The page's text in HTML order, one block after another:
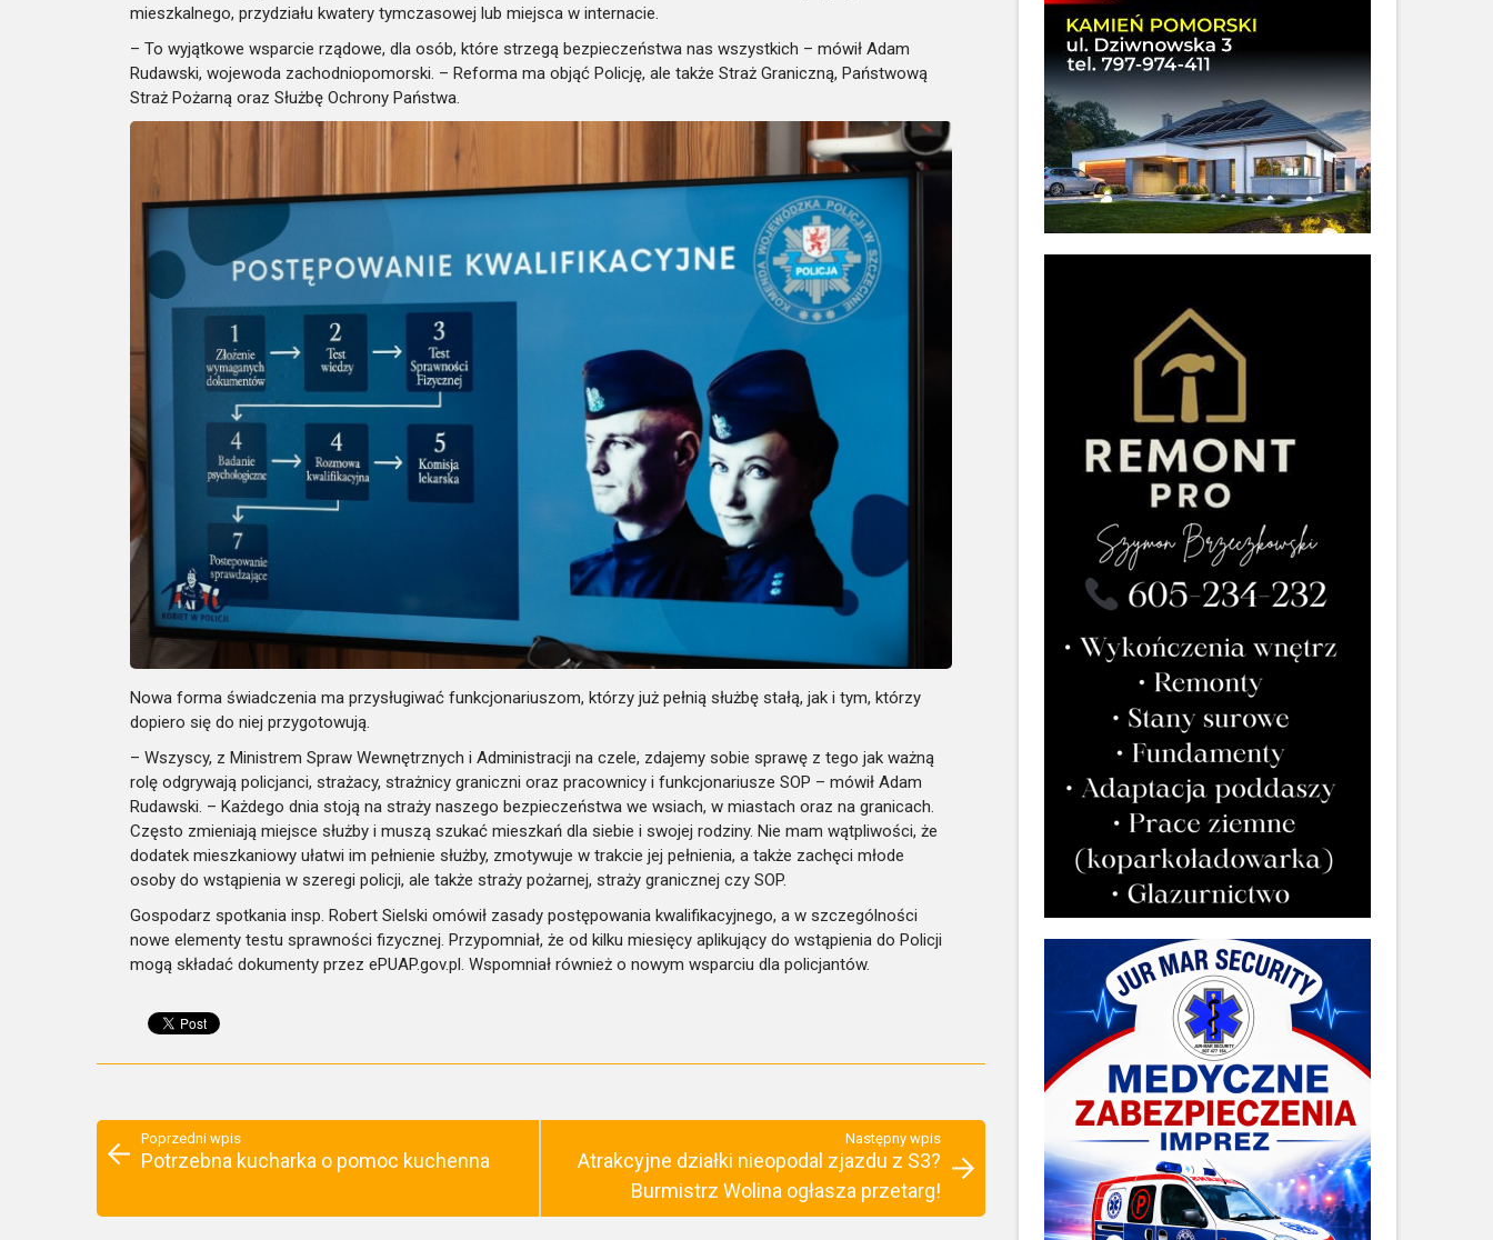
mieszkalnego, przydziału kwatery tymczasowej lub miejsca w internacie.
– To wyjątkowe wsparcie rządowe, dla osób, które strzegą bezpieczeństwa nas wszystkich – mówił Adam
Rudawski, wojewoda zachodniopomorski. – Reforma ma objąć Policję, ale także Straż Graniczną, Państwową
Straż Pożarną oraz Służbę Ochrony Państwa.
Nowa forma świadczenia ma przysługiwać funkcjonariuszom, którzy już pełnią służbę stałą, jak i tym, którzy
dopiero się do niej przygotowują.
– Wszyscy, z Ministrem Spraw Wewnętrznych i Administracji na czele, zdajemy sobie sprawę z tego jak ważną
rolę odgrywają policjanci, strażacy, strażnicy graniczni oraz pracownicy i funkcjonariusze SOP – mówił Adam
Rudawski. – Każdego dnia stoją na straży naszego bezpieczeństwa we wsiach, w miastach oraz na granicach.
Często zmieniają miejsce służby i muszą szukać mieszkań dla siebie i swojej rodziny. Nie mam wątpliwości, że
dodatek mieszkaniowy ułatwi im pełnienie służby, zmotywuje w trakcie jej pełnienia, a także zachęci młode
osoby do wstąpienia w szeregi policji, ale także straży pożarnej, straży granicznej czy SOP.
Gospodarz spotkania insp. Robert Sielski omówił zasady postępowania kwalifikacyjnego, a w szczególności
nowe elementy testu sprawności fizycznej. Przypomniał, że od kilku miesięcy aplikujący do wstąpienia do Policji
mogą składać dokumenty przez ePUAP.gov.pl. Wspomniał również o nowym wsparciu dla policjantów.
Poprzedni wpis
Potrzebna kucharka o pomoc kuchenna
Następny wpis
Atrakcyjne działki nieopodal zjazdu z S3?
Burmistrz Wolina ogłasza przetarg!